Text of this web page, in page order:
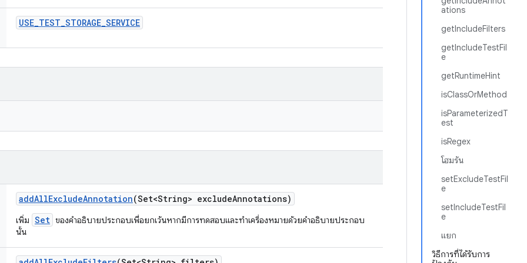
ations
getIncludeFilters
getIncludeTestFil
e
getRuntimeHint
isClassOrMethod
isParameterizedT
est
isRegex
โฮมรัน
setExcludeTestFil
e
setIncludeTestFil
e
แยก
วิธีการที่ได้รับการ
USE_TEST_STORAGE_SERVICE
addAllExcludeAnnotation(Set<String> excludeAnnotations)
เพิ่ม Set ของคำอธิบายประกอบเพื่อยกเว้นหากมีการทดสอบและทำเครื่องหมายด้วยคำอธิบายประกอบ
นั้น